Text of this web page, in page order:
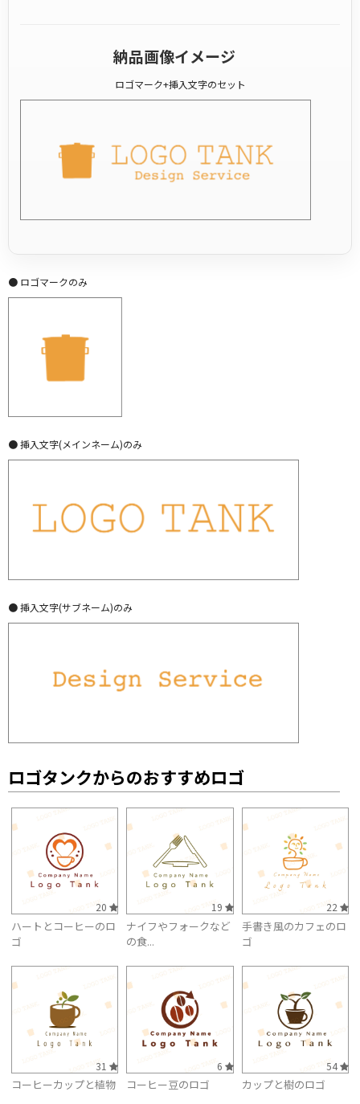
納品画像イメージ
ロゴマーク+挿入文字のセット
● ロゴマークのみ
● 挿入文字(メインネーム)のみ
● 挿入文字(サブネーム)のみ
ロゴタンクからのおすすめロゴ
20
ハートとコーヒーのロ
ゴ
19
ナイフやフォークなど
の食...
22
手書き風のカフェのロ
ゴ
31
コーヒーカップと植物
6
コーヒー豆のロゴ
54
カップと樹のロゴ